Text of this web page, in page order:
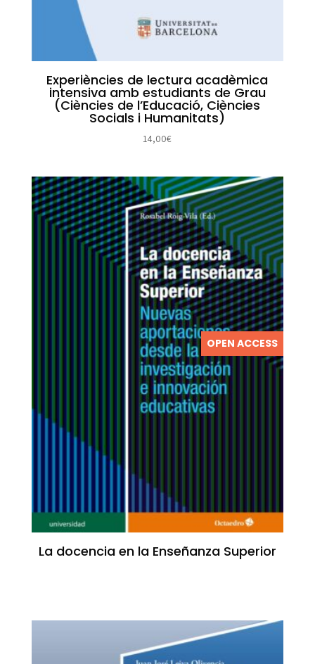
Experiències de lectura acadèmica
intensiva amb estudiants de Grau
(Ciències de l’Educació, Ciències
Socials i Humanitats)
14,00€
OPEN ACCESS
La docencia en la Enseñanza Superior